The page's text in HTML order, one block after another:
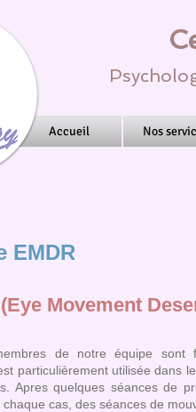
Accueil Nos
EMDR
Movement
de notre équipe sont
particulièrement utilisée dans
Apres quelques séances de
cas, des séances de